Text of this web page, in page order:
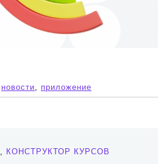
новости приложение
КОНСТРУКТОР КУРСОВ